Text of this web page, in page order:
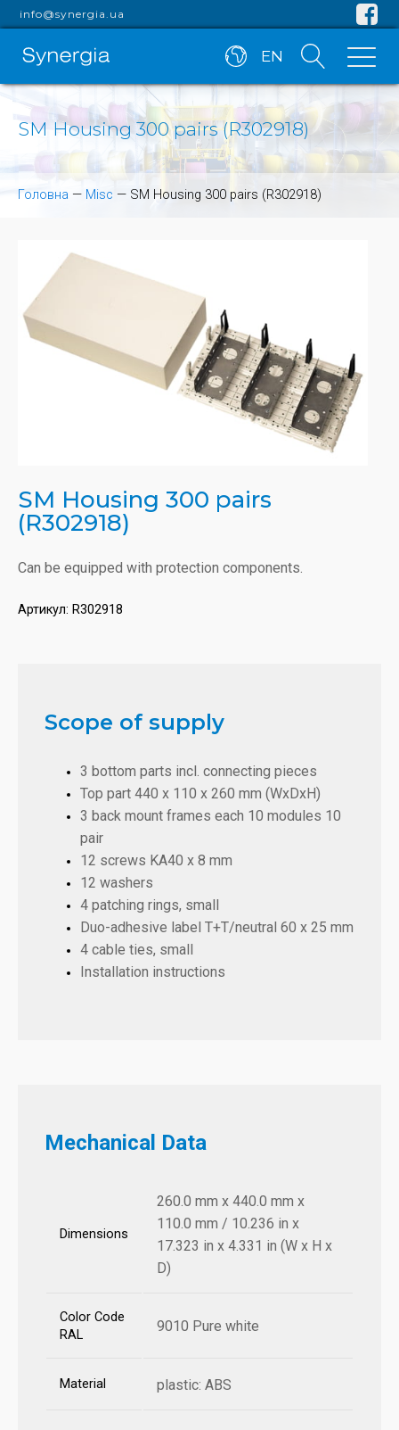
info@synergia.ua
EN
SM Housing 300 pairs (R302918)
Головна — Misc — SM Housing 300 pairs (R302918)
SM Housing 300 pairs
(R302918)
Can be equipped with protection components.
Артикул: R302918
Scope of supply
3 bottom parts incl. connecting pieces
Top part 440 x 110 x 260 mm (WxDxH)
3 back mount frames each 10 modules 10
pair
12 screws KA40 x 8 mm
12 washers
4 patching rings, small
Duo-adhesive label T+T/neutral 60 x 25 mm
4 cable ties, small
Installation instructions
Mechanical Data
Dimensions
260.0 mm x 440.0 mm x
110.0 mm / 10.236 in x
17.323 in x 4.331 in (W x H x
D)
Color Code
RAL
9010 Pure white
Material plastic: ABS